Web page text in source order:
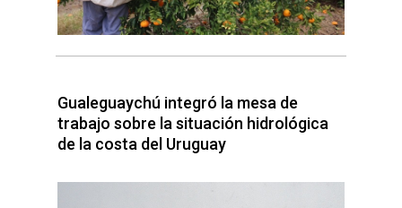
Gualeguaychú integró la mesa de
trabajo sobre la situación hidrológica
de la costa del Uruguay